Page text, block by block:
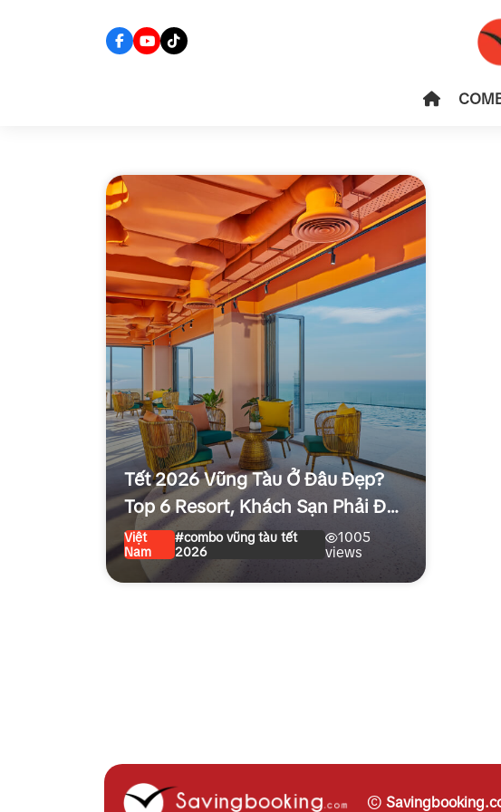
Tết 2026 Vũng Tàu Ở Đâu Đẹp?
Top 6 Resort, Khách Sạn Phải Đặt
Ngay
Việt
Nam
#combo vũng tàu tết
2026
1005
views
©